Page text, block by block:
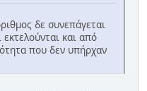
δε συνεπάγεται
και από
που δεν υπήρχαν